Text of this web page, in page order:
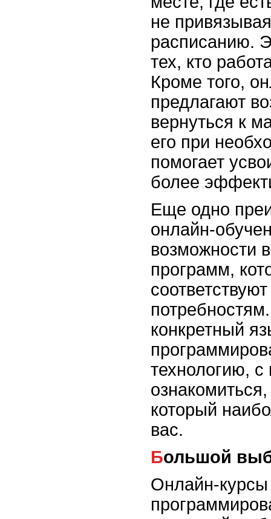
не
расписанию.
тех, кто
Кроме того,
предлагают
вернуться к
его при
помогает
более
Еще одно
онлайн-
возможности
программ,
конкретный
технологию, с
который
вас.
Большой
Онлайн-